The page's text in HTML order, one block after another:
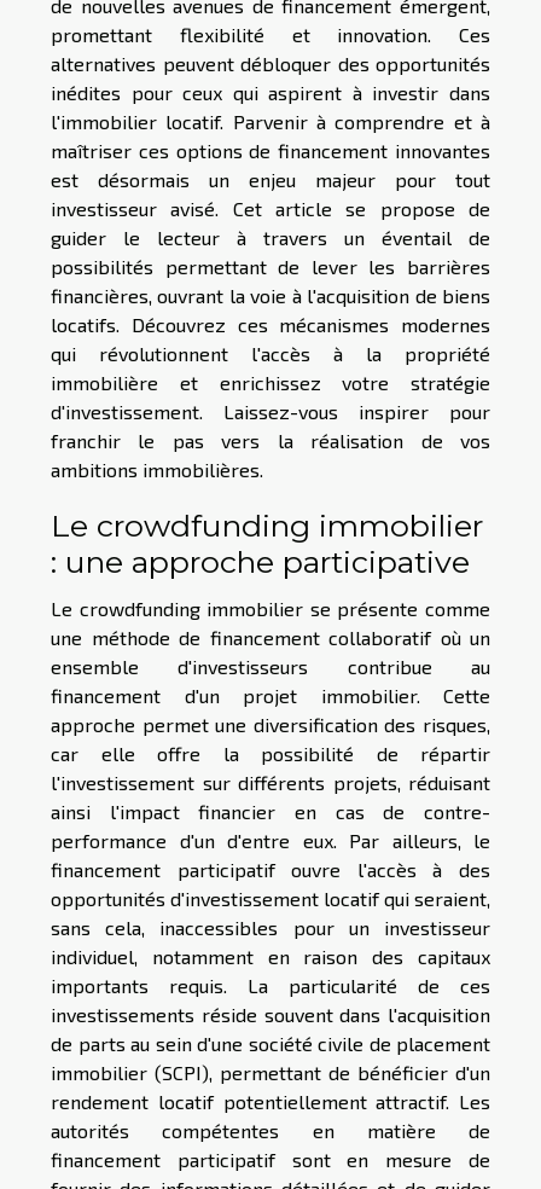
de nouvelles avenues de financement émergent,
promettant flexibilité et innovation. Ces
alternatives peuvent débloquer des opportunités
inédites pour ceux qui aspirent à investir dans
l'immobilier locatif. Parvenir à comprendre et à
maîtriser ces options de financement innovantes
est désormais un enjeu majeur pour tout
investisseur avisé. Cet article se propose de
guider le lecteur à travers un éventail de
possibilités permettant de lever les barrières
financières, ouvrant la voie à l'acquisition de biens
locatifs. Découvrez ces mécanismes modernes
qui révolutionnent l'accès à la propriété
immobilière et enrichissez votre stratégie
d'investissement. Laissez-vous inspirer pour
franchir le pas vers la réalisation de vos
ambitions immobilières.
Le crowdfunding immobilier
: une approche participative
Le crowdfunding immobilier se présente comme
une méthode de financement collaboratif où un
ensemble d'investisseurs contribue au
financement d'un projet immobilier. Cette
approche permet une diversification des risques,
car elle offre la possibilité de répartir
l'investissement sur différents projets, réduisant
ainsi l'impact financier en cas de contre-
performance d'un d'entre eux. Par ailleurs, le
financement participatif ouvre l'accès à des
opportunités d'investissement locatif qui seraient,
sans cela, inaccessibles pour un investisseur
individuel, notamment en raison des capitaux
importants requis. La particularité de ces
investissements réside souvent dans l'acquisition
de parts au sein d'une société civile de placement
immobilier (SCPI), permettant de bénéficier d'un
rendement locatif potentiellement attractif. Les
autorités compétentes en matière de
financement participatif sont en mesure de